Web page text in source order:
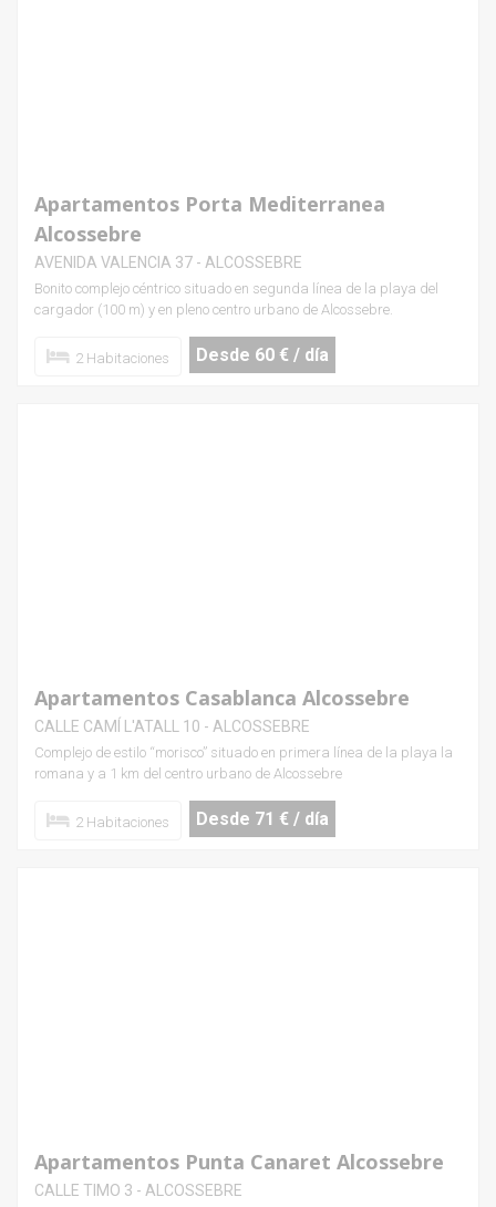
Apartamentos Porta Mediterranea
Alcossebre
AVENIDA VALENCIA 37 - ALCOSSEBRE
Bonito complejo céntrico situado en segunda línea de la playa del
cargador (100 m) y en pleno centro urbano de Alcossebre.
2 Habitaciones Desde 60 € / día
Apartamentos Casablanca Alcossebre
CALLE CAMÍ L'ATALL 10 - ALCOSSEBRE
Complejo de estilo “morisco” situado en primera línea de la playa la
romana y a 1 km del centro urbano de Alcossebre
2 Habitaciones Desde 71 € / día
Apartamentos Punta Canaret Alcossebre
CALLE TIMO 3 - ALCOSSEBRE